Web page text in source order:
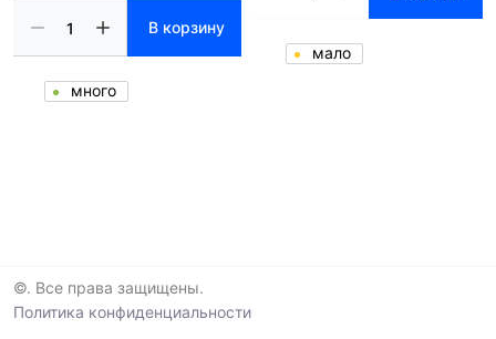
В корзину
много
мало
©. Все права защищены.
Политика конфиденциальности